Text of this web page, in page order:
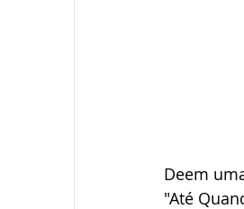
Deem
"Até